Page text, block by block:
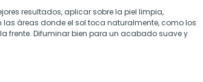
resultados, aplicar sobre la piel limpia,
las áreas donde el sol toca naturalmente, como los
frente. Difuminar bien para un acabado suave y